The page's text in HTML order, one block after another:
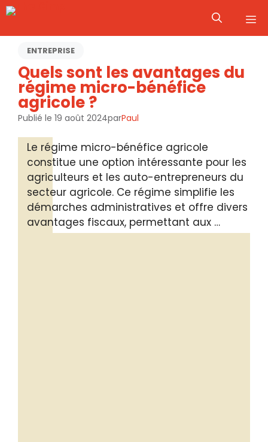
Aller
contenu
ENTREPRISE
Quels sont les avantages du
régime micro-bénéfice
agricole ?
Publié le 19 août 2024parPaul
Le régime micro-bénéfice agricole
constitue une option intéressante pour les
agriculteurs et les auto-entrepreneurs du
secteur agricole. Ce régime simplifie les
démarches administratives et offre divers
avantages fiscaux, permettant aux …